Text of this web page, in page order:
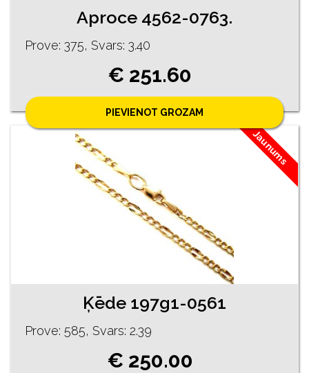
Aproce 4562-0763.
Prove: 375, Svars: 3.40
€ 251.60
PIEVIENOT GROZAM
Jaunums
Ķēde 197g1-0561
Prove: 585, Svars: 2.39
€ 250.00